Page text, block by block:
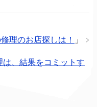
理のお店探しは！ 」
、結果をコミットす